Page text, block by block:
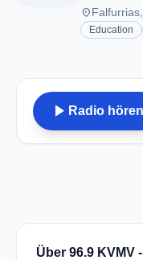
place
Education
play_arrow Radio hören
Über 96.9 KVMV